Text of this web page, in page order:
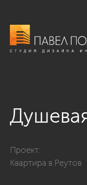
Проект:
Квартира в Реутов